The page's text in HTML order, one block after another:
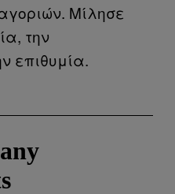
Μίλησε
την
επιθυμία.